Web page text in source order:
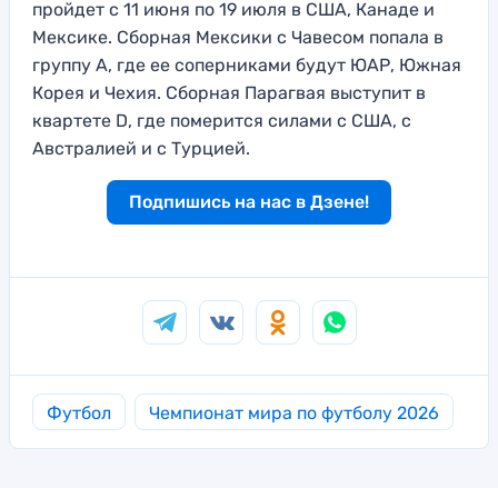
пройдет с 11 июня по 19 июля в США, Канаде и
Мексике. Сборная Мексики с Чавесом попала в
группу А, где ее соперниками будут ЮАР, Южная
Корея и Чехия. Сборная Парагвая выступит в
квартете D, где померится силами с США, с
Австралией и с Турцией.
Подпишись на нас в Дзене!
Футбол Чемпионат мира по футболу 2026